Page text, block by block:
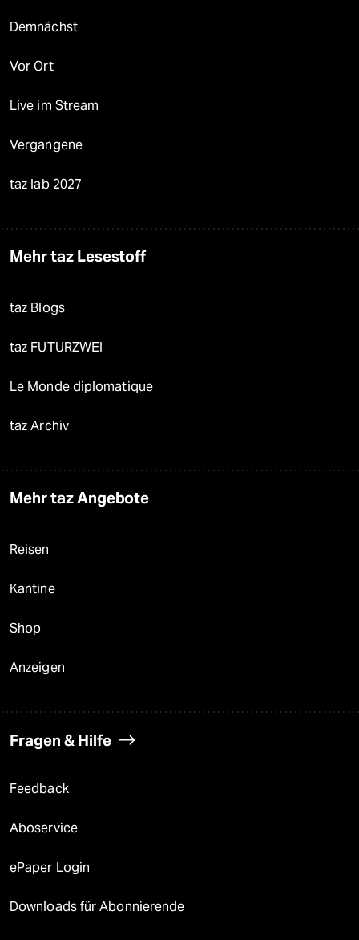
Demnächst
Vor Ort
Live im Stream
Vergangene
taz lab 2027
Mehr taz Lesestoff
taz Blogs
taz FUTURZWEI
Le Monde diplomatique
taz Archiv
Mehr taz Angebote
Reisen
Kantine
Shop
Anzeigen
Fragen & Hilfe
Feedback
Aboservice
ePaper Login
Downloads für Abonnierende